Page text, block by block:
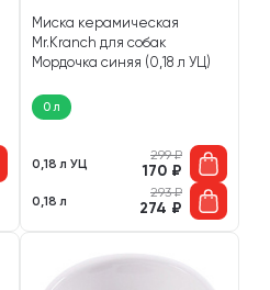
Миска керамическая
Mr.Kranch для собак
Мордочка синяя (0,18 л УЦ)
0 л
0,18 л УЦ
299₽
170 ₽
0,18 л
293₽
274 ₽